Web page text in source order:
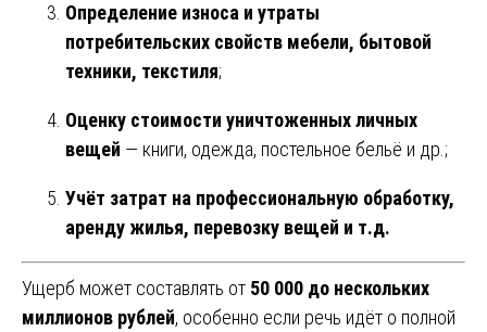
Определение износа и утраты
потребительских свойств мебели, бытовой
техники, текстиля;
Оценку стоимости уничтоженных личных
вещей — книги, одежда, постельное бельё и др.;
Учёт затрат на профессиональную обработку,
аренду жилья, перевозку вещей и т.д.
Ущерб может составлять от 50 000 до нескольких
миллионов рублей, особенно если речь идёт о полной